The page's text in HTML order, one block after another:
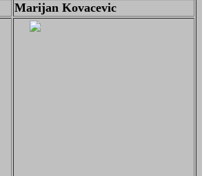
Marijan Kovacevic